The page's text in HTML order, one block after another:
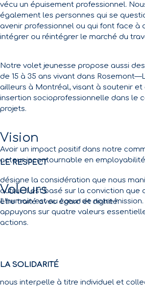
vécu un épuisement professionnel.
également les personnes qui se
avenir professionnel ou qui font face à
intégrer ou réintégrer le marché du
Notre volet jeunesse propose aussi
de 15 à 35 ans vivant dans
ailleurs à Montréal, visant à soutenir
insertion socioprofessionnelle dans le
projets.
Vision
Avoir un impact positif dans notre
acteur incontournable en
Valeurs
L’humain est au cœur de notre mission.
appuyons sur quatre valeurs
actions.
LE RESPECT
désigne la considération que nous
autrui. Il est basé sur la conviction que
être traité avec égard et dignité.
LA SOLIDARITÉ
nous interpelle à titre individuel et